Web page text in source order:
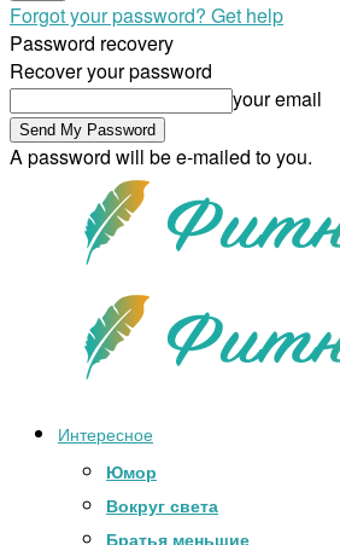
Forgot your password? Get help
Password recovery
Recover your password
your email
A password will be e-mailed to you.
Интересное
Юмор
Вокруг света
Братья меньшие